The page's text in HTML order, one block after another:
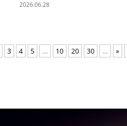
2026.06.28
3 4 5 ... 10 20 30 ... »